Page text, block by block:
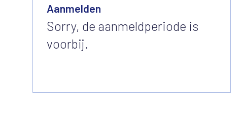
Aanmelden
Sorry, de aanmeldperiode is
voorbij.